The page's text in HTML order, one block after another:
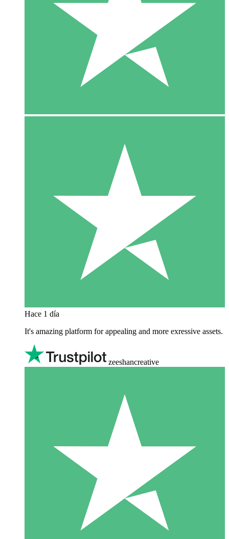
Hace 1 día
It's amazing platform for appealing and more exressive assets.
zeeshancreative